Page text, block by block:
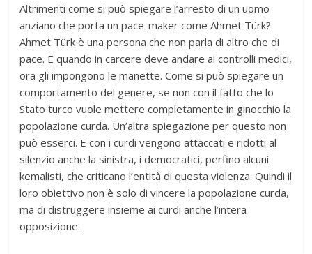
Altrimenti come si può spiegare l’arresto di un uomo
anziano che porta un pace-maker come Ahmet Türk?
Ahmet Türk è una persona che non parla di altro che di
pace. E quando in carcere deve andare ai controlli medici,
ora gli impongono le manette. Come si può spiegare un
comportamento del genere, se non con il fatto che lo
Stato turco vuole mettere completamente in ginocchio la
popolazione curda. Un’altra spiegazione per questo non
può esserci. E con i curdi vengono attaccati e ridotti al
silenzio anche la sinistra, i democratici, perfino alcuni
kemalisti, che criticano l’entità di questa violenza. Quindi il
loro obiettivo non è solo di vincere la popolazione curda,
ma di distruggere insieme ai curdi anche l’intera
opposizione.